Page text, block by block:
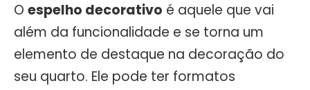
O espelho decorativo é aquele que vai
além da funcionalidade e se torna um
elemento de destaque na decoração do
seu quarto. Ele pode ter formatos